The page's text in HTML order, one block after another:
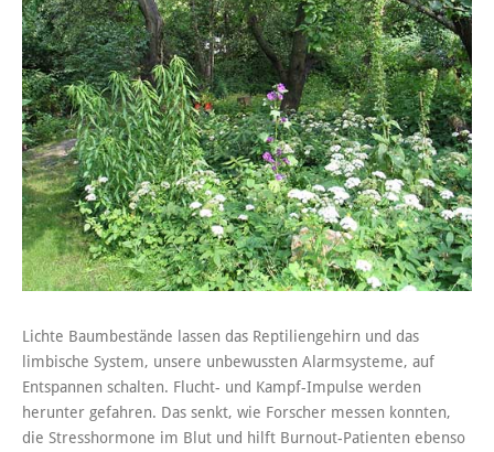
Lichte Baumbestände lassen das Reptiliengehirn und das
limbische System, unsere unbewussten Alarmsysteme, auf
Entspannen schalten. Flucht- und Kampf-Impulse werden
herunter gefahren. Das senkt, wie Forscher messen konnten,
die Stresshormone im Blut und hilft Burnout-Patienten ebenso